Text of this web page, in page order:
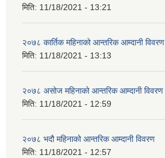
मिति: 11/18/2021 - 13:21
२०७८ कार्तिक महिनाको आन्तरिक आम्दानी विवरण
मिति: 11/18/2021 - 13:13
२०७८ असोज महिनाको आन्तरिक आम्दानी विवरण
मिति: 11/18/2021 - 12:59
२०७८ भदौ महिनाको आन्तरिक आम्दानी विवरण
मिति: 11/18/2021 - 12:57